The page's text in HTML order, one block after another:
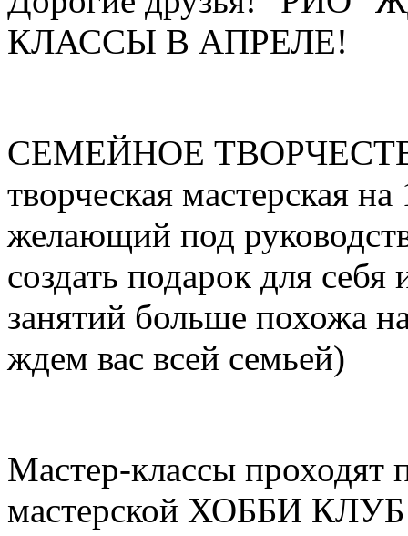
КЛАССЫ В АПРЕЛЕ!
СЕМЕЙНОЕ
творческая мастерская
желающий под
создать подарок для
занятий больше похожа
ждем вас всей семьей)
Мастер-классы проходят
мастерской ХОББИ